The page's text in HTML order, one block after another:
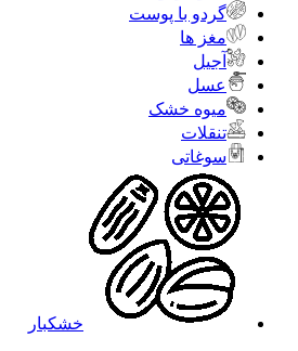
گردو با پوست
مغز ها
آجیل
عسل
میوه خشک
تنقلات
سوغاتی
خشکبار